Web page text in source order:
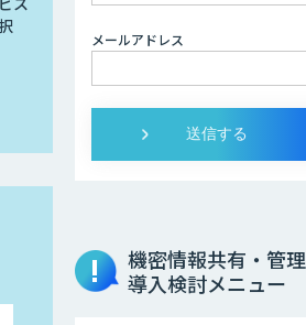
メールアドレス
機密情報共有・管理
導入検討メニュー